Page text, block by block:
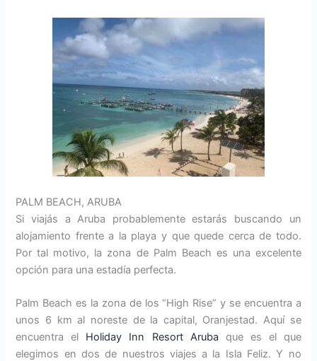
PALM BEACH, ARUBA
Si viajás a Aruba probablemente estarás buscando un
alojamiento frente a la playa y que quede cerca de todo.
Por tal motivo, la zona de Palm Beach es una excelente
opción para una estadía perfecta.
Palm Beach es la zona de los “High Rise” y se encuentra a
unos 6 km al noreste de la capital, Oranjestad. Aquí se
encuentra el Holiday Inn Resort Aruba que es el que
elegimos en dos de nuestros viajes a la Isla Feliz. Y no